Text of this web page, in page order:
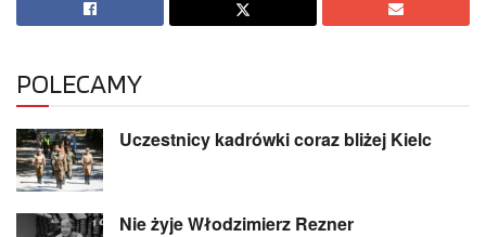
POLECAMY
Uczestnicy kadrówki coraz bliżej Kielc
Nie żyje Włodzimierz Rezner